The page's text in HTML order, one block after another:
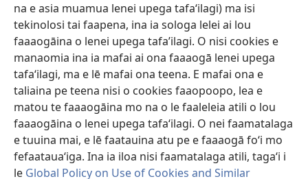
na e asia muamua lenei upega tafaʻilagi) ma isi
tekinolosi tai faapena, ina ia sologa lelei ai lou
faaaogāina o lenei upega tafa’ilagi. O nisi cookies e
manaomia ina ia mafai ai ona faaaogā lenei upega
tafaʻilagi, ma e lē mafai ona teena. E mafai ona e
taliaina pe teena nisi o cookies faaopoopo, lea e
matou te faaaogāina mo na o le faaleleia atili o lou
faaaogāina o lenei upega tafaʻilagi. O nei faamatalaga
e tuuina mai, e lē faatauina atu pe e faaaogā foʻi mo
fefaatauaʻiga. Ina ia iloa nisi faamatalaga atili, tagaʻi i
le Global Policy on Use of Cookies and Similar
(tatala
se
polokalame)
Lomiga Faale-Tusi Paia I LE INITANETI™
(tatala
se
isi
polokalame)
JW Hub
(tatala
se
isi
polokalame)
App o le JW Library